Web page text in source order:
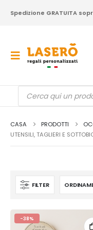
Spedizione GRATUITA
Products
search
CASA PRODOTTI
UTENSILI, TAGLIERI E
FILTER
-38%